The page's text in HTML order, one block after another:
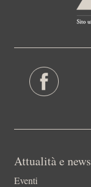
Attualità e news
Eventi